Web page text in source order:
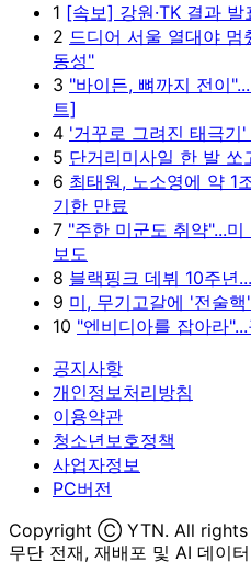
1 [속보] 강원·TK 결과
2 드디어 서울 열대야 멈
동성"
3 "바이든, 뼈까지 전이
트]
4 '거꾸로 그려진 태극기
5 단거리미사일 한 발 쏘
6 최태원, 노소영에 약 1
기한 만료
7 "주한 미군도 취약"...
보도
8 블랙핑크 데뷔 10주년
9 미, 무기고갈에 '전술
10 "엔비디아를 잡아라
공지사항
개인정보처리방침
이용약관
청소년보호정책
사업자정보
PC버전
Copyright Ⓒ YTN. All rights
무단 전재, 재배포 및 AI 데이